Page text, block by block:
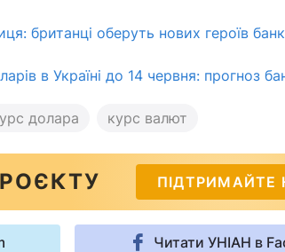
британці оберуть нових героїв
в Україні до 14 червня: прогноз
долара курс валют
ПІДТРИМАЙТЕ
Читати УНІАН в